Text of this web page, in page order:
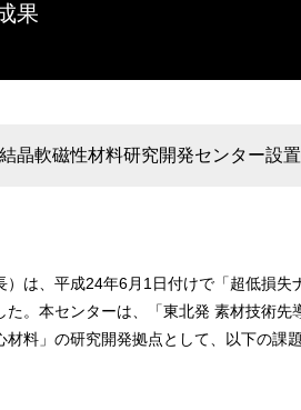
果
軟磁性材料研究開発センター設
は、平成24年6月1日付けで「超低損
。本センターは、「東北発 素材技術先
料」の研究開発拠点として、以下の課